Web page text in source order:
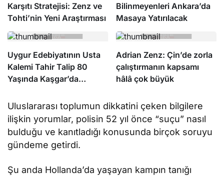
Karşıtı Stratejisi: Zenz ve
Tohti’nin Yeni Araştırması
Bilinmeyenleri Ankara’da
Masaya Yatırılacak
Uygur Edebiyatının Usta
Kalemi Tahir Talip 80
Yaşında Kaşgar’da
Adrian Zenz: Çin’de zorla
çalıştırmanın kapsamı
hâlâ çok büyük
Uluslararası toplumun dikkatini çeken bilgilere
ilişkin yorumlar, polisin 52 yıl önce “suçu” nasıl
bulduğu ve kanıtladığı konusunda birçok soruyu
gündeme getirdi.
Şu anda Hollanda’da yaşayan kampın tanığı